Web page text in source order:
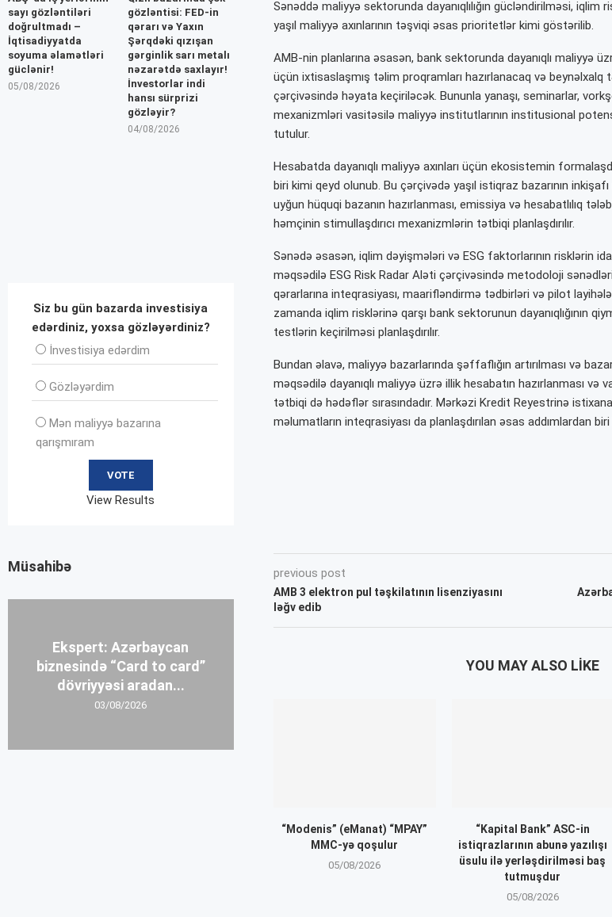
Sənəddə maliyyə sektorunda dayanıqlılığın gücləndirilməsi,
yaşıl maliyyə axınlarının təşviqi əsas prioritetlər kimi göstərilib.
AMB-nin planlarına əsasən, bank sektorunda dayanıqlı maliyyə
üçün ixtisaslaşmış təlim proqramları hazırlanacaq və beynəlxalq
çərçivəsində həyata keçiriləcək. Bununla yanaşı, seminarlar,
mexanizmləri vasitəsilə maliyyə institutlarının institusional
tutulur.
Hesabatda dayanıqlı maliyyə axınları üçün ekosistemin
biri kimi qeyd olunub. Bu çərçivədə yaşıl istiqraz bazarının
uyğun hüquqi bazanın hazırlanması, emissiya və hesabatlılıq
həmçinin stimullaşdırıcı mexanizmlərin tətbiqi planlaşdırılır.
Sənədə əsasən, iqlim dəyişmələri və ESG faktorlarının risklərin
məqsədilə ESG Risk Radar Aləti çərçivəsində metodoloji
qərarlarına inteqrasiyası, maarifləndirmə tədbirləri və pilot
zamanda iqlim risklərinə qarşı bank sektorunun dayanıqlığının
testlərin keçirilməsi planlaşdırılır.
Bundan əlavə, maliyyə bazarlarında şəffaflığın artırılması və
məqsədilə dayanıqlı maliyyə üzrə illik hesabatın hazırlanması və
tətbiqi də hədəflər sırasındadır. Mərkəzi Kredit Reyestrinə
məlumatların inteqrasiyası da planlaşdırılan əsas addımlardan
previous post
AMB 3 elektron pul təşkilatının lisenziyasını
ləğv edib
YOU MAY ALSO LIKE
“Modenis” (eManat) “MPAY”
MMC-yə qoşulur
05/08/2026
“Kapital Bank” ASC-in
istiqrazlarının abunə yazılışı
üsulu ilə yerləşdirilməsi baş
tutmuşdur
05/08/2026
sayı gözləntiləri
doğrultmadı –
İqtisadiyyatda
soyuma əlamətləri
güclənir!
05/08/2026
gözləntisi: FED-in
qərarı və Yaxın
Şərqdəki qızışan
gərginlik sarı metalı
nəzarətdə saxlayır!
İnvestorlar indi
hansı sürprizi
gözləyir?
04/08/2026
Siz bu gün bazarda investisiya
edərdiniz, yoxsa gözləyərdiniz?
İnvеstisiya edərdim
Gözləyərdim
Mən maliyyə bazarına
qarışmıram
View Results
Müsahibə
Ekspert: Azərbaycan
biznesində “Card to card”
dövriyyəsi aradan...
03/08/2026